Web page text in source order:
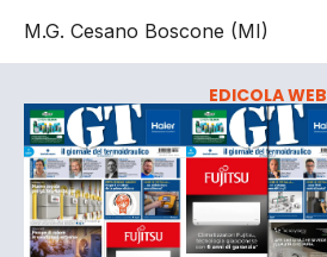
M.G. Cesano Boscone (MI)
EDICOLA WEB